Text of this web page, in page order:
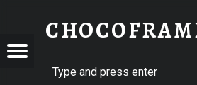
CHOCOFRAMBOISES
Menu